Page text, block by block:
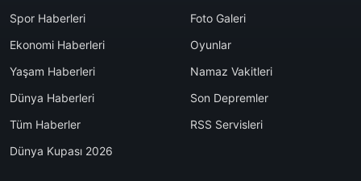
Spor Haberleri
Ekonomi Haberleri
Yaşam Haberleri
Dünya Haberleri
Tüm Haberler
Dünya Kupası 2026
Foto Galeri
Oyunlar
Namaz Vakitleri
Son Depremler
RSS Servisleri